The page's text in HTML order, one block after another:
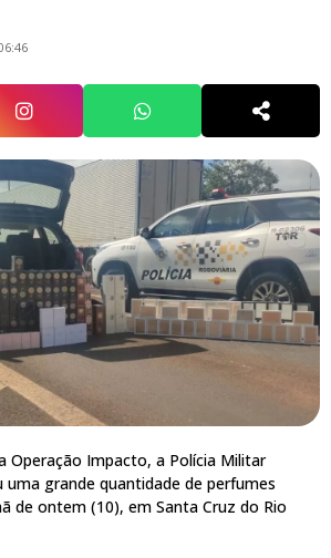
Operação Impacto, a Polícia Militar
uma grande quantidade de perfumes
de ontem (10), em Santa Cruz do Rio